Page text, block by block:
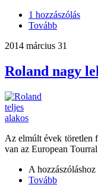
1 hozzászólás
Tovább
2014 március 31
Roland nagy
Az elmúlt évek töretlen
van az European
A hozzászóláshoz
Tovább